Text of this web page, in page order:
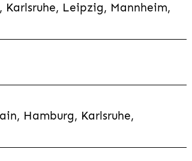
Leipzig, Mannheim,
Hamburg, Karlsruhe,